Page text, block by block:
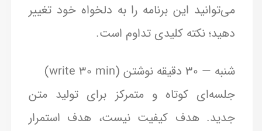
می‌توانید این برنامه را به دلخواه خود تغییر
دهید؛ نکته کلیدی تداوم است.
شنبه — ۳۰ دقیقه نوشتن (write 30 min)
جلسه‌ای کوتاه و متمرکز برای تولید متن
جدید. هدف کیفیت نیست، هدف استمرار